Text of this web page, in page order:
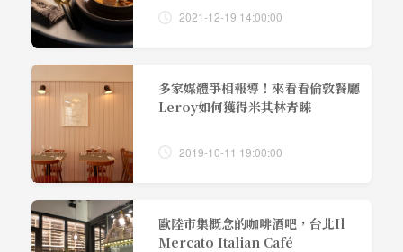
2021-12-19 14:00:00
多家媒體爭相報導！來看看倫敦餐廳
Leroy如何獲得米其林青睞
2019-10-11 19:00:00
歐陸市集概念的咖啡酒吧，台北Il
Mercato Italian Café